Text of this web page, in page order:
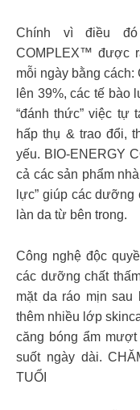
Chính vì điều đó
COMPLEX™ được
mỗi ngày bằng cách:
lên 39%, các tế bào
“đánh thức” việc tự
hấp thụ & trao đổi,
yếu. BIO-ENERGY
cả các sản phẩm
lực” giúp các
làn da từ bên trong.
Công nghệ độc
các dưỡng chất
mặt da ráo mịn sau
thêm nhiều lớp
căng bóng ẩm
suốt ngày dài.
TUỔI